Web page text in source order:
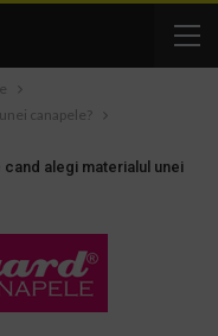
canapele?
alegi materialul unei